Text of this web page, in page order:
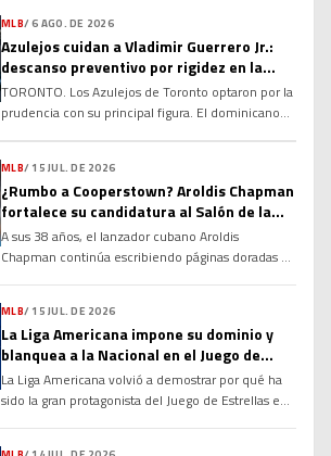
MLB/6 AGO. DE 2026
Azulejos cuidan a Vladimir Guerrero Jr.:
descanso preventivo por rigidez en la
corva
TORONTO. Los Azulejos de Toronto optaron por la
prudencia con su principal figura. El dominicano
una rigidez en el tendón de la corva, una decisión
tomada con el objetivo de evitar que la molestia
se agrave y garantizar su […]
MLB/ 15 JUL. DE 2026
¿Rumbo a Cooperstown? Aroldis Chapman
fortalece su candidatura al Salón de la
Fama
A sus 38 años, el lanzador cubano Aroldis
Chapman continúa escribiendo páginas doradas en
méritos suficientes para ingresar al Salón de la
Fama de Cooperstown? Sus números, su
longevidad y el dominio que ha ejercido durante
más de […]
MLB/ 15 JUL. DE 2026
La Liga Americana impone su dominio y
blanquea a la Nacional en el Juego de
Estrellas 2026
La Liga Americana volvió a demostrar por qué ha
sido la gran protagonista del Juego de Estrellas en